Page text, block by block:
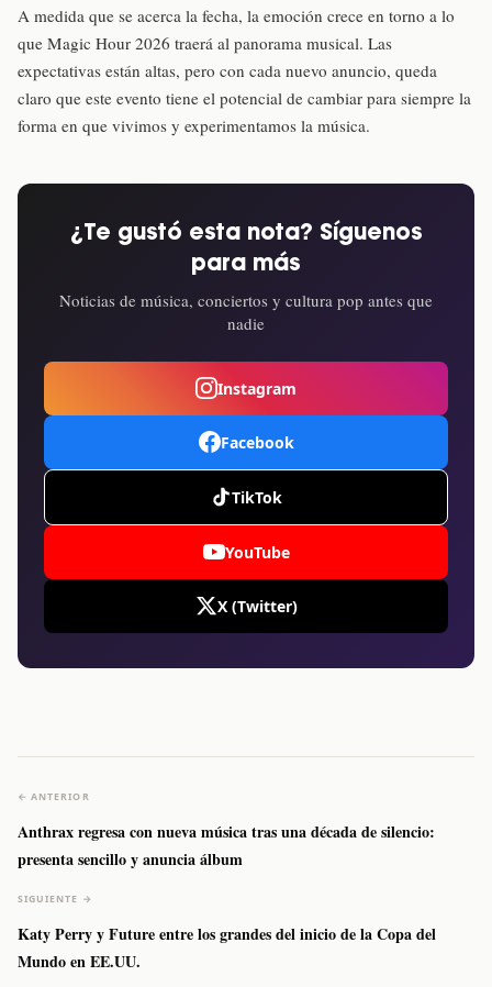
A medida que se acerca la fecha, la emoción crece en torno a lo
que Magic Hour 2026 traerá al panorama musical. Las
expectativas están altas, pero con cada nuevo anuncio, queda
claro que este evento tiene el potencial de cambiar para siempre la
forma en que vivimos y experimentamos la música.
¿Te gustó esta nota? Síguenos
para más
Noticias de música, conciertos y cultura pop antes que
nadie
Instagram
Facebook
TikTok
YouTube
X (Twitter)
← ANTERIOR
Anthrax regresa con nueva música tras una década de silencio:
presenta sencillo y anuncia álbum
SIGUIENTE →
Katy Perry y Future entre los grandes del inicio de la Copa del
Mundo en EE.UU.